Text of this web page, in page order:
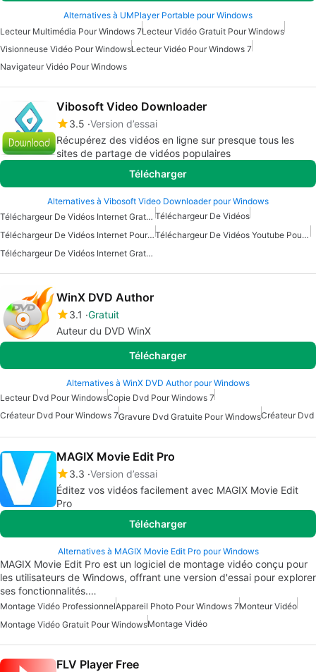
Alternatives à UMPlayer Portable pour Windows
Lecteur Multimédia Pour Windows 7Lecteur Vidéo Gratuit Pour Windows
Visionneuse Vidéo Pour WindowsLecteur Vidéo Pour Windows 7
Navigateur Vidéo Pour Windows
Vibosoft Video Downloader
3.5 Version d’essai
Récupérez des vidéos en ligne sur presque tous les
sites de partage de vidéos populaires
Télécharger
Alternatives à Vibosoft Video Downloader pour Windows
Téléchargeur De Vidéos Internet Gratuit Pour Windows Téléchargeur De Vidéos
Téléchargeur De Vidéos Internet Pour Windows
Téléchargeur De Vidéos Youtube Pour Windows
Téléchargeur De Vidéos Internet Gratuit
WinX DVD Author
3.1 Gratuit
Auteur du DVD WinX
Télécharger
Alternatives à WinX DVD Author pour Windows
Lecteur Dvd Pour WindowsCopie Dvd Pour Windows 7
Créateur Dvd Pour Windows 7Gravure Dvd Gratuite Pour WindowsCréateur Dvd
MAGIX Movie Edit Pro
3.3 Version d’essai
Éditez vos vidéos facilement avec MAGIX Movie Edit
Pro
Télécharger
Alternatives à MAGIX Movie Edit Pro pour Windows
MAGIX Movie Edit Pro est un logiciel de montage vidéo conçu pour
les utilisateurs de Windows, offrant une version d'essai pour explorer
ses fonctionnalités.…
Montage Vidéo ProfessionnelAppareil Photo Pour Windows 7Monteur Vidéo
Montage Vidéo Gratuit Pour WindowsMontage Vidéo
FLV Player Free